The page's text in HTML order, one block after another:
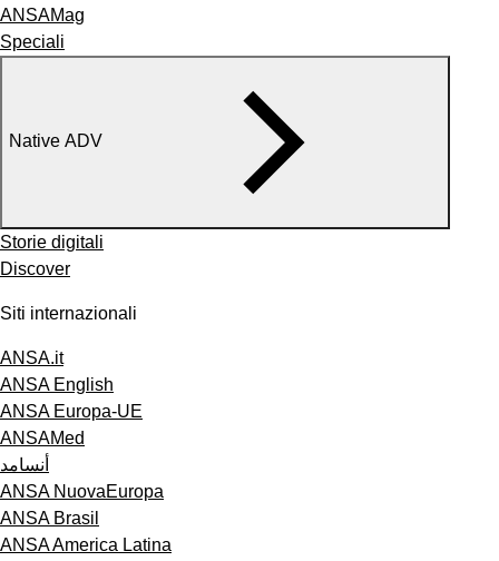
ANSAMag
Speciali
Native ADV
Storie digitali
Discover
Siti internazionali
ANSA.it
ANSA English
ANSA Europa-UE
ANSAMed
أنسامد
ANSA NuovaEuropa
ANSA Brasil
ANSA America Latina